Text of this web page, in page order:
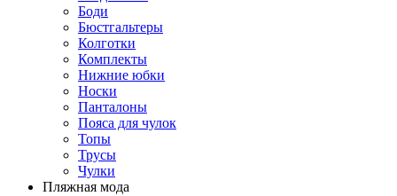
Боди
Бюстгальтеры
Колготки
Комплекты
Нижние юбки
Носки
Панталоны
Поясa для чулок
Топы
Трусы
Чулки
Пляжная мода